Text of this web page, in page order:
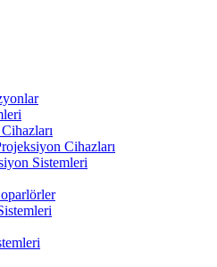
Cihazları
Sistemleri